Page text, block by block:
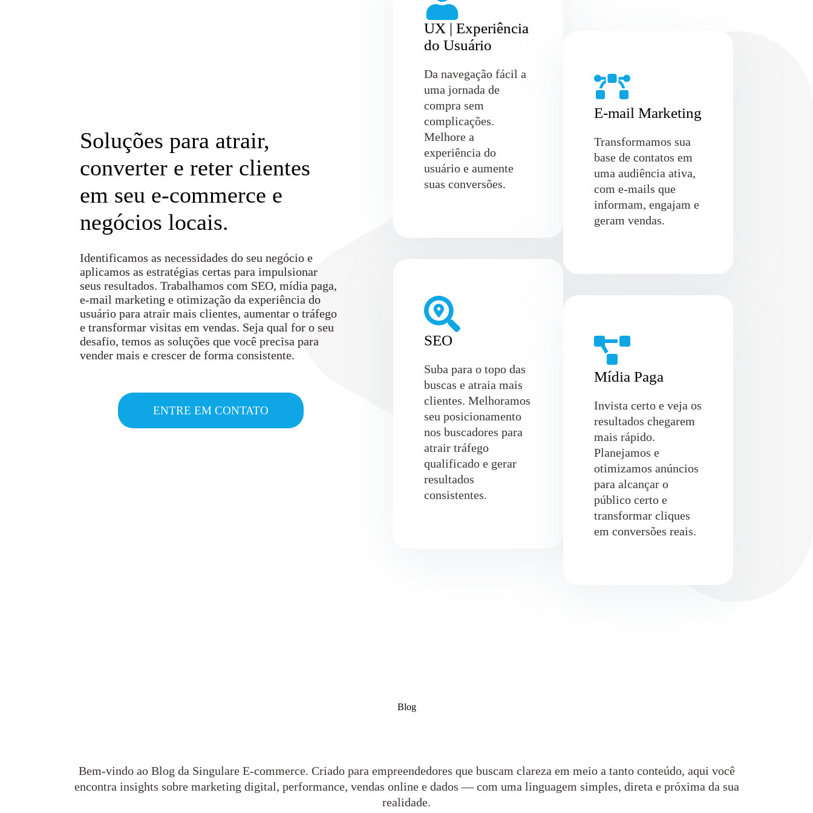
Soluções para atrair,
converter e reter clientes
em seu e-commerce e
negócios locais.
Identificamos as necessidades do seu negócio e
aplicamos as estratégias certas para impulsionar
seus resultados. Trabalhamos com SEO, mídia paga,
e-mail marketing e otimização da experiência do
usuário para atrair mais clientes, aumentar o tráfego
e transformar visitas em vendas. Seja qual for o seu
desafio, temos as soluções que você precisa para
vender mais e crescer de forma consistente.
ENTRE EM CONTATO
UX | Experiência
do Usuário
Da navegação fácil a
uma jornada de
compra sem
complicações.
Melhore a
experiência do
usuário e aumente
suas conversões.
SEO
Suba para o topo das
buscas e atraia mais
clientes. Melhoramos
seu posicionamento
nos buscadores para
atrair tráfego
qualificado e gerar
resultados
consistentes.
E-mail Marketing
Transformamos sua
base de contatos em
uma audiência ativa,
com e-mails que
informam, engajam e
geram vendas.
Mídia Paga
Invista certo e veja os
resultados chegarem
mais rápido.
Planejamos e
otimizamos anúncios
para alcançar o
público certo e
transformar cliques
em conversões reais.
Blog
Bem-vindo ao Blog da Singulare E-commerce. Criado para empreendedores que buscam clareza em meio a tanto conteúdo, aqui você
encontra insights sobre marketing digital, performance, vendas online e dados — com uma linguagem simples, direta e próxima da sua
realidade.